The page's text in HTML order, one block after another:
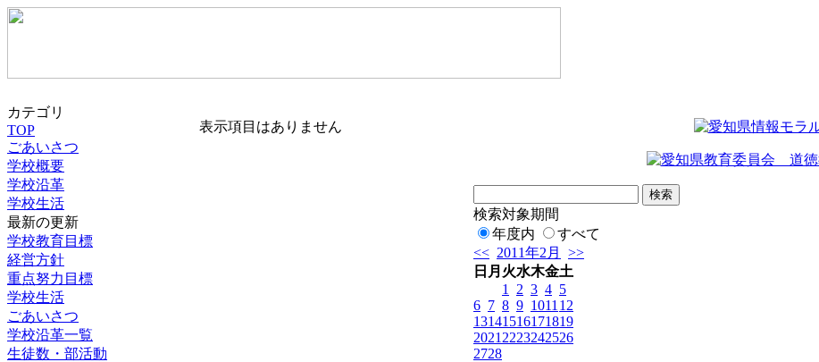
カテゴリ
TOP
ごあいさつ
学校概要
学校沿革
学校生活
最新の更新
学校教育目標
経営方針
重点努力目標
学校生活
ごあいさつ
学校沿革一覧
生徒数・部活動
表示項目はありません
検索対象期間
年度内
すべて
<< 2011年2月
>>
日 月 火水木金土
1
2 3 4 5
6 7 8 9 1011 12
13141516171819
2021 2223242526
2728